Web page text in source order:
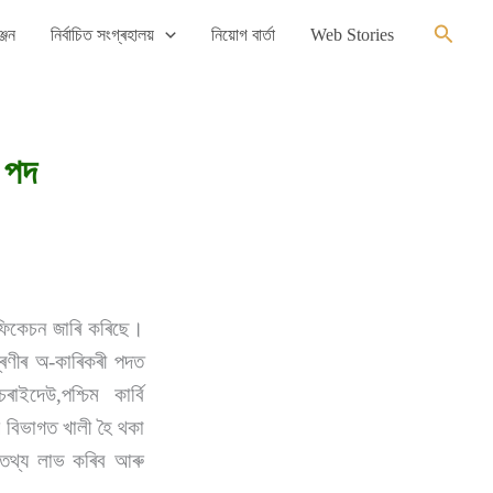
নিৰ্বাচিত সংগ্ৰহালয় নিয়োগ বাৰ্তা Web Stories Search
পদ
জাৰি কৰিছে।
অ-কাৰিকৰী পদত
কাৰ্বি
খালী হৈ থকা
তথ্য লাভ কৰিব আৰু